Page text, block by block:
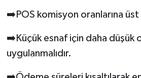
➡️POS komisyon oranlarına üst
➡️Küçük esnaf için daha düşük
uygulanmalıdır.